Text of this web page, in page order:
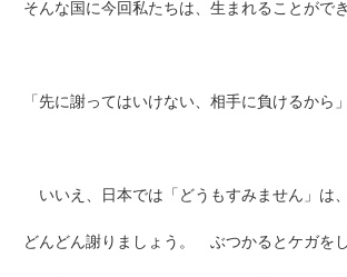
そんな国に今回私たちは、生まれることがで
「先に謝ってはいけない、相手に負けるから」
いいえ、日本では「どうもすみません」は、
どんどん謝りましょう。 ぶつかるとケガをし